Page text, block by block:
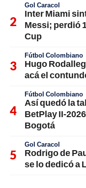
Gol Caracol
Inter Miami
Messi; perdió
Cup
Fútbol Colombiano
Hugo
acá el
Fútbol Colombiano
Así quedó la
BetPlay II-
Bogotá
Gol Caracol
Rodrigo de
se lo dedicó a